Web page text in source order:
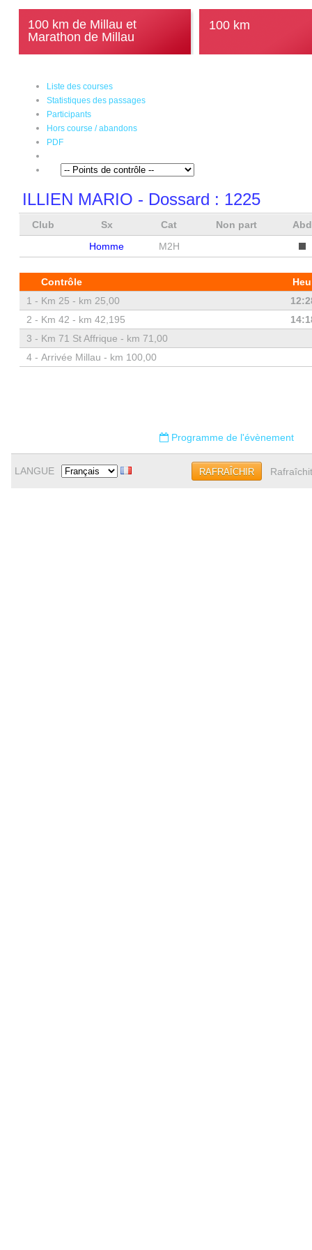
100 km de Millau et
Marathon de Millau
100 km
Liste des courses
Statistiques des passages
Participants
Hors course / abandons
PDF
ILLIEN MARIO - Dossard : 1225
Club Sx Cat Non part
Homme
M2H
Contrôle
1 - Km 25 - km 25,00
2 - Km 42 - km 42,195
3 - Km 71 St Affrique - km 71,00
4 - Arrivée Millau - km 100,00
Programme de l'évènement
LANGUE RAFRAÎCHIR